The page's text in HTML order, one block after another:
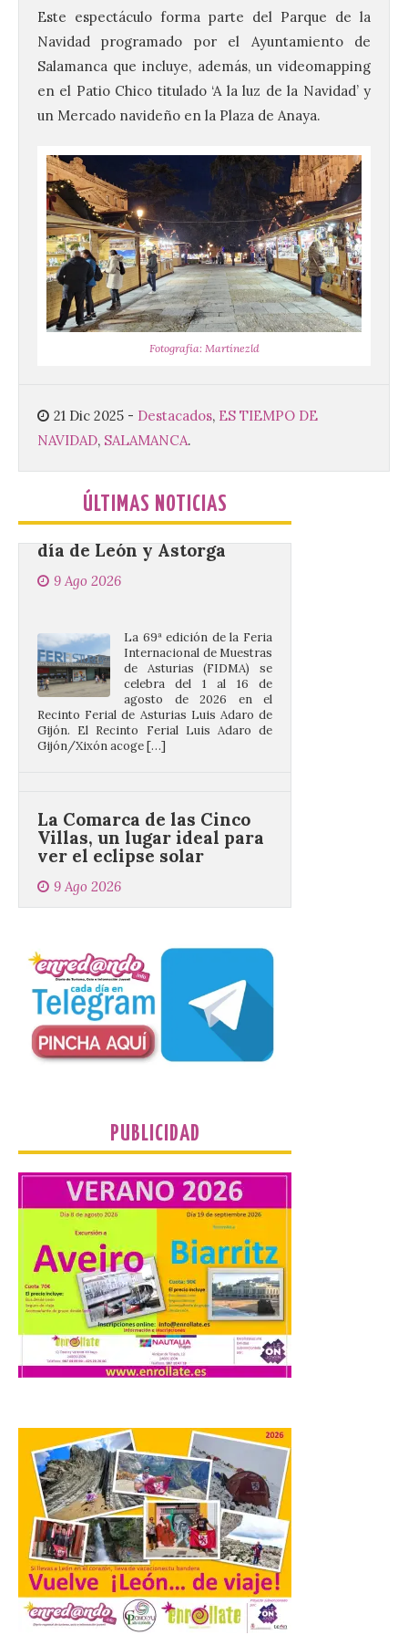
Este espectáculo forma parte del Parque de la
Navidad programado por el Ayuntamiento de
Salamanca que incluye, además, un videomapping
en el Patio Chico titulado ‘A la luz de la Navidad’ y
un Mercado navideño en la Plaza de Anaya.
Fotografía: Martínezld
21 Dic 2025 - Destacados, ES TIEMPO DE
NAVIDAD, SALAMANCA.
ÚLTIMAS NOTICIAS
Transportes activa un
dispositivo especial para
facilitar la movilidad
durante el eclipse total de
Sol del 12 de agosto
9 Ago 2026
Renfe reforzará servicios
de Media Distancia
especialmente en Galicia,
Asturias, Santander y País
Vasco, además del norte
de Castilla y León. En los principales
núcleos urbanos también se reforzarán
los servicios de Cercanías con mayor
afluencia de pasajeros. La Dirección […]
La Feria Internacional de
Muestras de Asturias
celebra este domingo el
9 Ago 2026
La 69ª edición de la Feria
Internacional de Muestras
Gijón. El Recinto Ferial Luis Adaro de
Gijón/Xixón acoge […]
La Comarca de las Cinco
Villas, un lugar ideal para
El próximo 12 de agosto
se producirá el fenómeno
debe hacerse siguiendo las pautas de
seguridad recomendadas. La Comarca de
Cinco Villas […]
La vigésima fotografía de
9 Ago 2026
Nueva edición de León
de…viaje. Una iniciativa
organizado por la sección
juvenil de la Asociación
Enróllate, la Asociación
Conceyu País Llionés y el Diario de
Turismo, Ocio e Información para
jóvenes “Enredando.info”. Miguel Robles
nos envía la vigésima fotografía de […]
Plaza del Ayuntamiento de
Ponferrada
9 Ago 2026
Iberia Marimba es un es
un encuentro
internacional que se
celebra en el mes de
agosto en la localidad
gallega de Merza, dedicado a la marimba y
la música de cámara. La Plaza del
PUBLICIDAD